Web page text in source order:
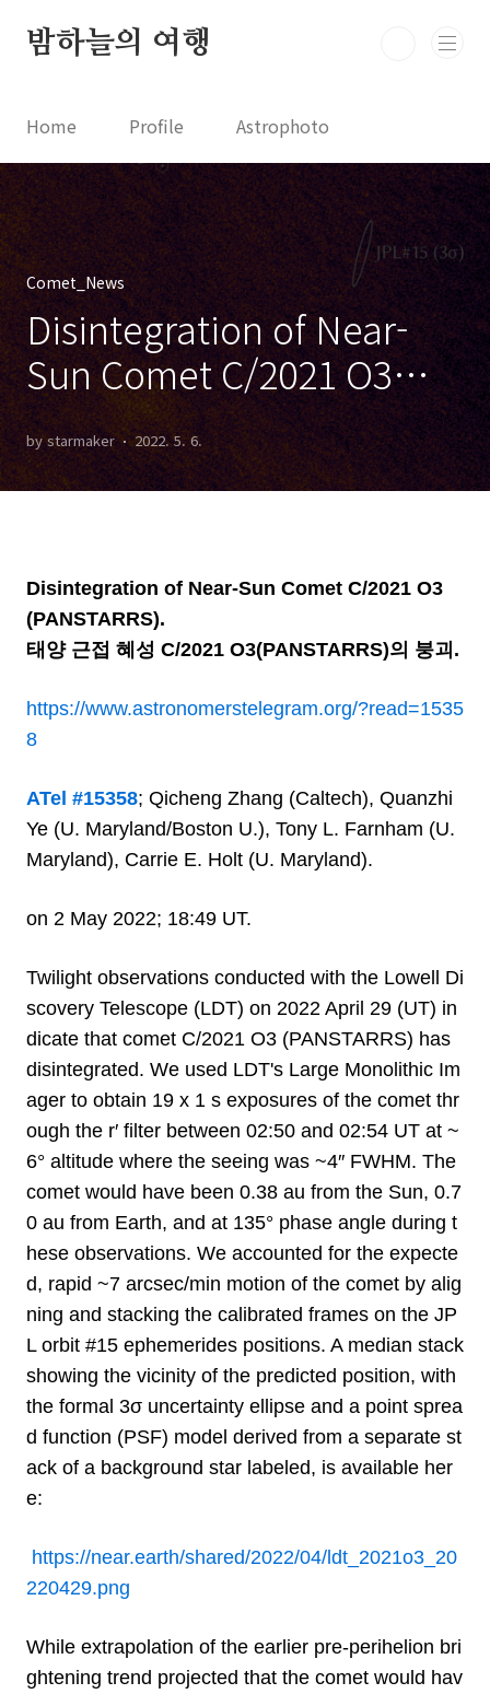
밤하늘의 여행
Home Profile Astrophoto
Astro News Comet News Astro Video
Astrophotography
Comet_News
Disintegration of Near-
Sun Comet C/2021 O3
(PANSTARRS)
by starmaker 2022. 5. 6.
Disintegration of Near-Sun Comet C/2021 O3
(PANSTARRS).
태양 근접 혜성 C/2021 O3(PANSTARRS)의 붕괴.
https://www.astronomerstelegram.org/?read=1535
8
ATel #15358; Qicheng Zhang (Caltech), Quanzhi
Ye (U. Maryland/Boston U.), Tony L. Farnham (U.
Maryland), Carrie E. Holt (U. Maryland).
on 2 May 2022; 18:49 UT.
Twilight observations conducted with the Lowell Di
scovery Telescope (LDT) on 2022 April 29 (UT) in
dicate that comet C/2021 O3 (PANSTARRS) has
disintegrated. We used LDT's Large Monolithic Im
ager to obtain 19 x 1 s exposures of the comet thr
ough the r′ filter between 02:50 and 02:54 UT at ~
6° altitude where the seeing was ~4″ FWHM. The
comet would have been 0.38 au from the Sun, 0.7
0 au from Earth, and at 135° phase angle during t
hese observations. We accounted for the expecte
d, rapid ~7 arcsec/min motion of the comet by alig
ning and stacking the calibrated frames on the JP
L orbit #15 ephemerides positions. A median stack
showing the vicinity of the predicted position, with
the formal 3σ uncertainty ellipse and a point sprea
d function (PSF) model derived from a separate st
ack of a background star labeled, is available her
e:
https://near.earth/shared/2022/04/ldt_2021o3_20
220429.png
While extrapolation of the earlier pre-perihelion bri
ghtening trend projected that the comet would hav